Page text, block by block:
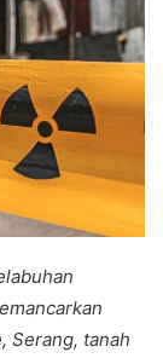
Serang, tanah